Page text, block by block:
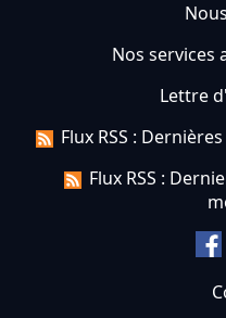
Nos services
Lettre
Flux RSS :
Flux RSS :